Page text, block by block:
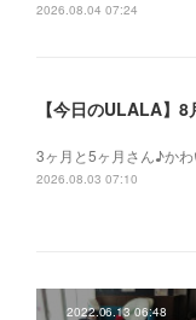
2026.08.04 07:24
【今日のULALA】8
3ヶ月と5ヶ月さん♪か
2026.08.03 07:10
2022.06.13 06:48